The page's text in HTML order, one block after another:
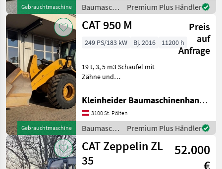
Gebrauchtmaschine
Geräteverriegelung
Baumaschinen Radlad
Baumaschinen
/ CAT
Premium Plus Händler
Gebrauchtmaschine
CAT 950 M
Preis
auf
Anfrage
249 PS/183 kW Bj. 2016 11200 h
19 t, 3, 5 m3 Schaufel mit
Zähne und
Command steer. Klima,
Lastdämpfung,
Zentralschmierung, sehr
gepflegter Zustand,
deutsche Straßenzulassung
Baum
Kleinheider Baumaschinenhandel GmbH.
3100 St. Pölten
Baumaschinen
/ CAT
Premium Plus Händler
CAT Zeppelin ZL
35
52.000
€